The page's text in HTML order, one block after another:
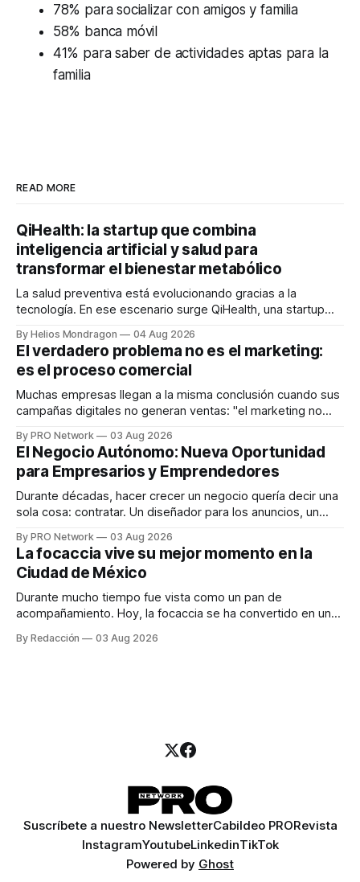
78% para socializar con amigos y familia
58% banca móvil
41% para saber de actividades aptas para la
familia
READ MORE
QiHealth: la startup que combina
inteligencia artificial y salud para
transformar el bienestar metabólico
La salud preventiva está evolucionando gracias a la
tecnología. En ese escenario surge QiHealth, una startup
dispositivos inteligentes, inteligencia artificial y monitoreo
en tiempo real para ayudar a las personas a tomar mejores
decisiones sobre su salud metabólica. Su propuesta busca
responder
By Helios Mondragon 04 Aug 2026
El verdadero problema no es el marketing:
es el proceso comercial
Muchas empresas llegan a la misma conclusión cuando sus
campañas digitales no generan ventas: "el marketing no
INTERIUS, el problema suele estar en otro lugar. Durante
una entrevista para el podcast SER PRO, el especialista en
marketing digital explicó que
By PRO Network 03 Aug 2026
El Negocio Autónomo: Nueva Oportunidad
para Empresarios y Emprendedores
Durante décadas, hacer crecer un negocio quería decir una
sola cosa: contratar. Un diseñador para los anuncios, un
para los textos, alguien que supiera de publicidad digital
para encontrar prospectos, un vendedor para atender
llamadas y mensajes, y —con suerte— una persona
By PRO Network 03 Aug 2026
La focaccia vive su mejor momento en la
Ciudad de México
Durante mucho tiempo fue vista como un pan de
acompañamiento. Hoy, la focaccia se ha convertido en uno
artesanal, ingredientes de calidad y experiencias que
By Redacción 03 Aug 2026
Suscríbete a nuestro NewsletterCabildeo PRORevista
InstagramYoutubeLinkedinTikTok
Powered by Ghost